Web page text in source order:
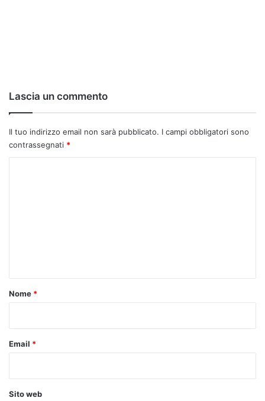
Lascia un commento
Il tuo indirizzo email non sarà pubblicato. I campi obbligatori sono
contrassegnati *
o
Nome *
Email *
Sito web